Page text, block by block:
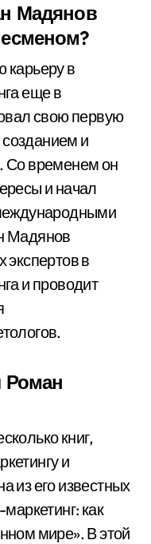
Мадянов
в
еще в
свою первую
и
Со временем он
и начал
Мадянов
экспертов в
и проводит
Роман
книг,
и
из его известных
как
мире». В этой